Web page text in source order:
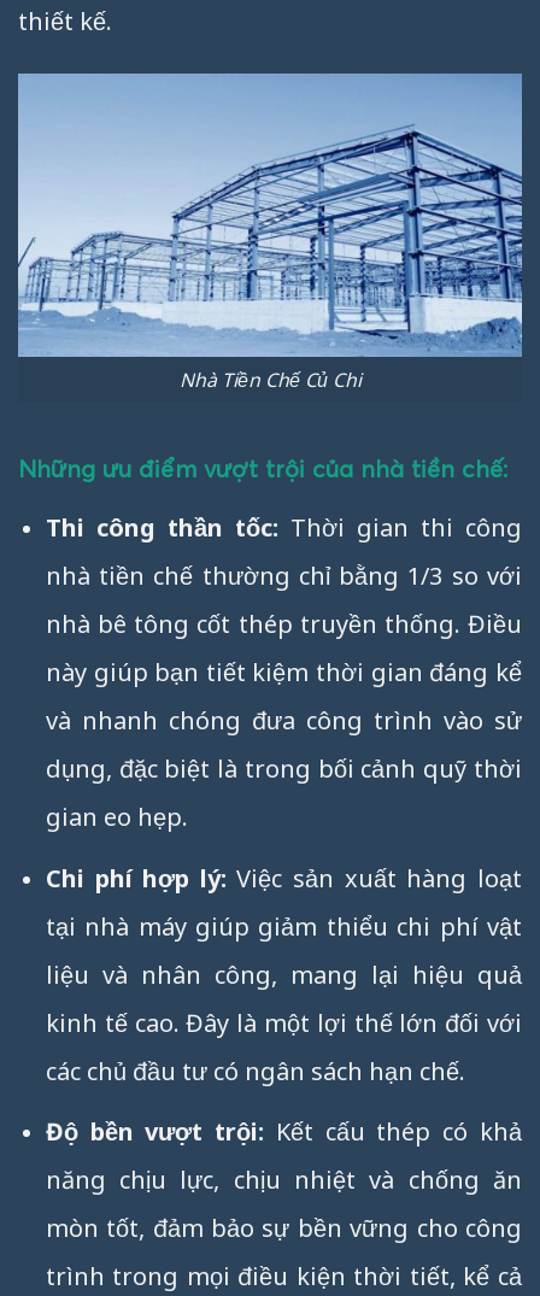
thiết kế.
Nhà Tiền Chế Củ Chi
Những ưu điểm vượt trội của nhà tiền chế:
Thi công thần tốc: Thời gian thi công
nhà tiền chế thường chỉ bằng 1/3 so với
nhà bê tông cốt thép truyền thống. Điều
này giúp bạn tiết kiệm thời gian đáng kể
và nhanh chóng đưa công trình vào sử
dụng, đặc biệt là trong bối cảnh quỹ thời
gian eo hẹp.
Chi phí hợp lý: Việc sản xuất hàng loạt
tại nhà máy giúp giảm thiểu chi phí vật
liệu và nhân công, mang lại hiệu quả
kinh tế cao. Đây là một lợi thế lớn đối với
các chủ đầu tư có ngân sách hạn chế.
Độ bền vượt trội: Kết cấu thép có khả
năng chịu lực, chịu nhiệt và chống ăn
mòn tốt, đảm bảo sự bền vững cho công
trình trong mọi điều kiện thời tiết, kể cả